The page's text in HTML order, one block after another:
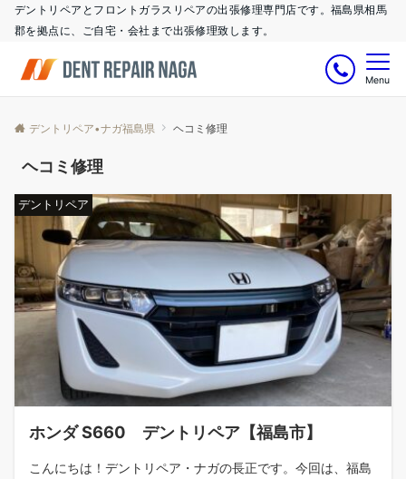
デントリペアとフロントガラスリペアの出張修理専門店です。福島県相馬
郡を拠点に、ご自宅・会社まで出張修理致します。
Menu
デントリペア•ナガ福島県 ヘコミ修理
ヘコミ修理
デントリペア
ホンダ S660 デントリペア【福島市】
こんにちは！デントリペア・ナガの長正です。今回は、福島